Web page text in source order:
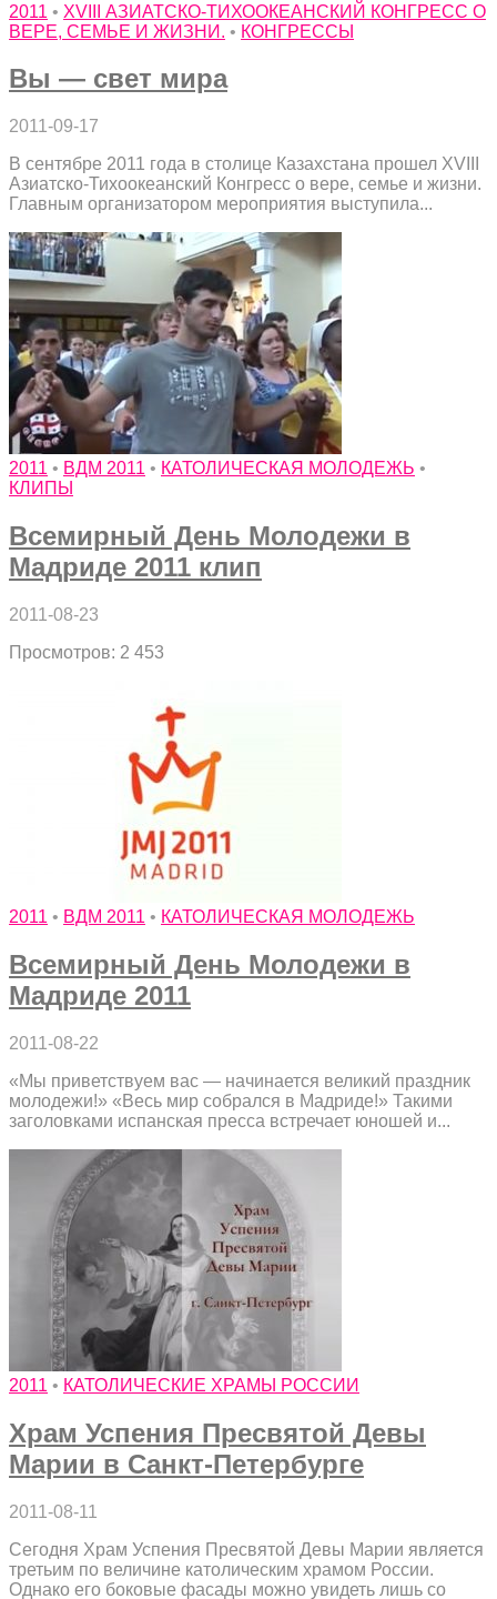
2011 • XVIII АЗИАТСКО-ТИХООКЕАНСКИЙ КОНГРЕСС О
ВЕРЕ, СЕМЬЕ И ЖИЗНИ. • КОНГРЕССЫ
Вы — свет мира
2011-09-17
В сентябре 2011 года в столице Казахстана прошел XVIII
Азиатско-Тихоокеанский Конгресс о вере, семье и жизни.
Главным организатором мероприятия выступила...
2011 • ВДМ 2011 • КАТОЛИЧЕСКАЯ МОЛОДЕЖЬ •
КЛИПЫ
Всемирный День Молодежи в
Мадриде 2011 клип
2011-08-23
Просмотров: 2 453
2011 • ВДМ 2011 • КАТОЛИЧЕСКАЯ МОЛОДЕЖЬ
Всемирный День Молодежи в
Мадриде 2011
2011-08-22
«Мы приветствуем вас — начинается великий праздник
молодежи!» «Весь мир собрался в Мадриде!» Такими
заголовками испанская пресса встречает юношей и...
2011 • КАТОЛИЧЕСКИЕ ХРАМЫ РОССИИ
Храм Успения Пресвятой Девы
Марии в Санкт-Петербурге
2011-08-11
Сегодня Храм Успения Пресвятой Девы Марии является
третьим по величине католическим храмом России.
Однако его боковые фасады можно увидеть лишь со